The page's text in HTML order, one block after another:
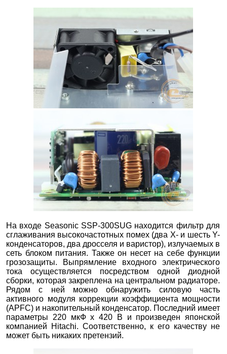
На входе Seasonic SSP-300SUG находится фильтр для
сглаживания высокочастотных помех (два X- и шесть Y-
конденсаторов, два дросселя и варистор), излучаемых в
сеть блоком питания. Также он несет на себе функции
грозозащиты. Выпрямление входного электрического
тока осуществляется посредством одной диодной
сборки, которая закреплена на центральном радиаторе.
Рядом с ней можно обнаружить силовую часть
активного модуля коррекции коэффициента мощности
(APFC) и накопительный конденсатор. Последний имеет
параметры 220 мкФ х 420 В и произведен японской
компанией Hitachi. Соответственно, к его качеству не
может быть никаких претензий.